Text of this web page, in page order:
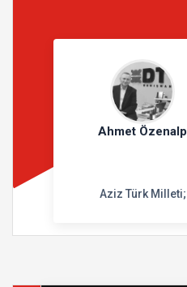
Ahmet Özenalp
Aziz Türk Milleti;